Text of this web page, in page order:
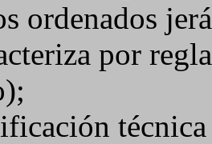
ordenados
por